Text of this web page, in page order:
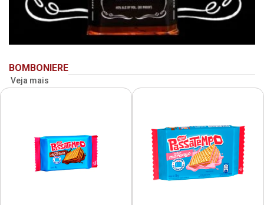
BOMBONIERE
Veja mais